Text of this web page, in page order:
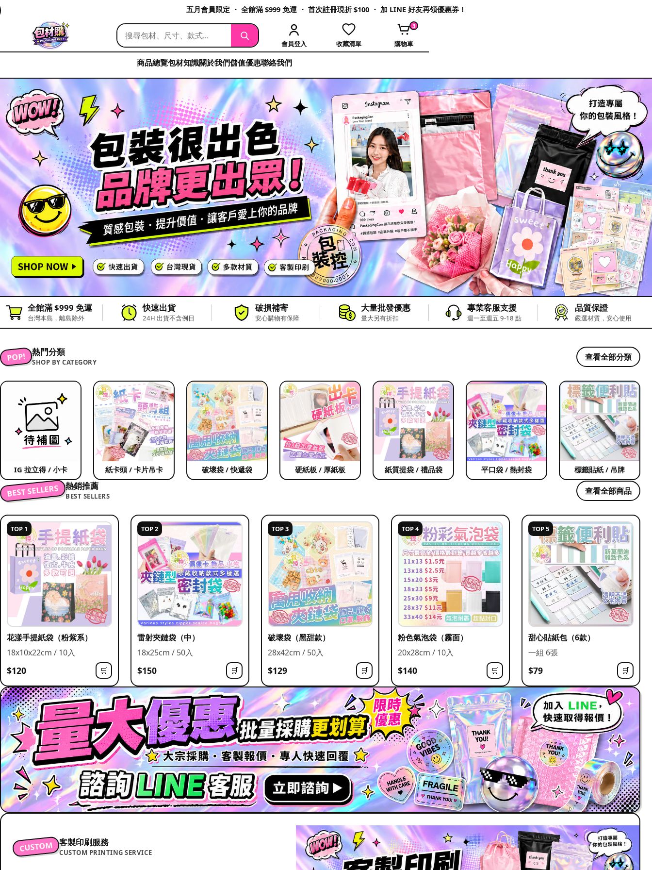
五月會員限定 ・ 全館滿 $999 免運 ・ 首次註冊現折 $100 ・ 加 LINE 好友再領優惠券！
會員登入 收藏清單
3
購物車
商品總覽包材知識關於我們儲值優惠聯絡我們
全館滿 $999 免運
台灣本島，離島除外
快速出貨
24H 出貨不含例日
破損補寄
安心購物有保障
大量批發優惠
量大另有折扣
專業客服支援
週一至週五 9-18 點
品質保證
嚴選材質，安心使用
POP! 熱門分類
SHOP BY CATEGORY
查看全部分類
IG 拉立得 / 小卡 紙卡頭 / 卡片吊卡 破壞袋 / 快遞袋 硬紙板 / 厚紙板 紙質提袋 / 禮品袋 平口袋 / 熱封袋 標籤貼紙 / 吊牌
BEST SELLERS 熱銷推薦
BEST SELLERS
查看全部商品
TOP 1
花漾手提紙袋（粉紫系）
18x10x22cm / 10入
$120 🛒
TOP 2
雷射夾鏈袋（中）
18x25cm / 50入
$150 🛒
TOP 3
破壞袋（黑甜款）
28x42cm / 50入
$129 🛒
TOP 4
粉色氣泡袋（霧面）
20x28cm / 10入
$140 🛒
TOP 5
甜心貼紙包（6款）
一組 6張
$79 🛒
CUSTOM 客製印刷服務
CUSTOM PRINTING SERVICE